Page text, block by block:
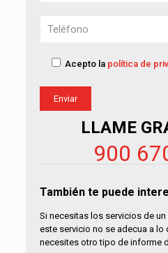
Acepto la política de
LLAME
900
También te puede
Si necesitas los servicios de
este servicio no se adecua a lo
necesites otro tipo de informe